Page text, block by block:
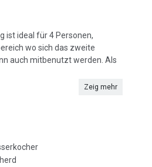
ist ideal für 4 Personen,
wo sich das zweite
auch mitbenutzt werden. Als
Zeig mehr